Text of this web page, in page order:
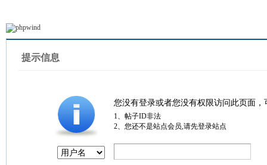
提示信息
您没有登录或者您没有权限访问此页面
1、帖子ID非法
2、您还不是站点会员,请先登录站点